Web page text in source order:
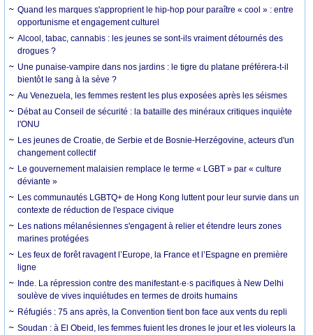
Quand les marques s'approprient le hip-hop pour paraître « cool » : entre
opportunisme et engagement culturel
Alcool, tabac, cannabis : les jeunes se sont-ils vraiment détournés des
drogues ?
Une punaise-vampire dans nos jardins : le tigre du platane préférera-t-il
bientôt le sang à la sève ?
Au Venezuela, les femmes restent les plus exposées après les séismes
Débat au Conseil de sécurité : la bataille des minéraux critiques inquiète
l'ONU
Les jeunes de Croatie, de Serbie et de Bosnie-Herzégovine, acteurs d'un
changement collectif
Le gouvernement malaisien remplace le terme « LGBT » par « culture
déviante »
Les communautés LGBTQ+ de Hong Kong luttent pour leur survie dans un
contexte de réduction de l'espace civique
Les nations mélanésiennes s'engagent à relier et étendre leurs zones
marines protégées
Les feux de forêt ravagent l’Europe, la France et l’Espagne en première
ligne
Inde. La répression contre des manifestant·e·s pacifiques à New Delhi
soulève de vives inquiétudes en termes de droits humains
Réfugiés : 75 ans après, la Convention tient bon face aux vents du repli
Soudan : à El Obeid, les femmes fuient les drones le jour et les violeurs la